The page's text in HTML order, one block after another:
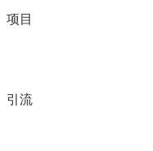
项目
引流